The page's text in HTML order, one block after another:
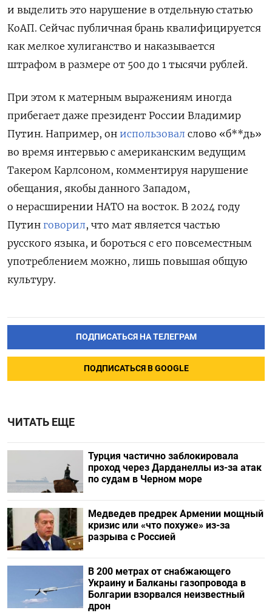
и выделить это нарушение в отдельную статью
КоАП. Сейчас публичная брань квалифицируется
как мелкое хулиганство и наказывается
штрафом в размере от 500 до 1 тысячи рублей.
При этом к матерным выражениям иногда
прибегает даже президент России Владимир
Путин. Например, он использовал слово «б**дь»
во время интервью с американским ведущим
Такером Карлсоном, комментируя нарушение
обещания, якобы данного Западом,
о нерасширении НАТО на восток. В 2024 году
Путин говорил, что мат является частью
русского языка, и бороться с его повсеместным
употреблением можно, лишь повышая общую
культуру.
ПОДПИСАТЬСЯ НА ТЕЛЕГРАМ
ПОДПИСАТЬСЯ В GOOGLE
ЧИТАТЬ ЕЩЕ
Турция частично заблокировала
проход через Дарданеллы из-за атак
по судам в Черном море
Медведев предрек Армении мощный
кризис или «что похуже» из-за
разрыва с Россией
В 200 метрах от снабжающего
Украину и Балканы газопровода в
Болгарии взорвался неизвестный
дрон